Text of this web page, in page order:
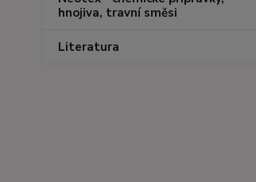
hnojiva, travní směsi
Literatura